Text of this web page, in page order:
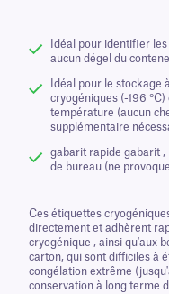
Idéal pour identifier
aucun dégel du
Idéal pour le stockage
cryogéniques (-196
température (aucun
supplémentaire
gabarit rapide gabarit ,
de bureau (ne
Ces étiquettes
directement et adhèrent
cryogénique , ainsi qu'aux
carton, qui sont difficiles à
congélation extrême
conservation à long terme